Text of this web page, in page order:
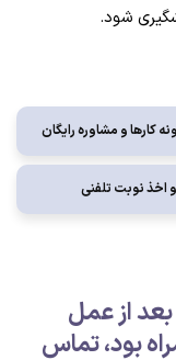
شود.
کارها و مشاوره رایگان
اخذ نوبت تلفنی
از عمل
۲ علامت همراه بود، تماس